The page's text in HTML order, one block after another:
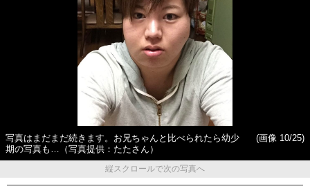
写真はまだまだ続きます。お兄ちゃんと比べられたら幼少
期の写真も…（写真提供：たたさん）
(画像 10/25)
縦スクロールで次の写真へ